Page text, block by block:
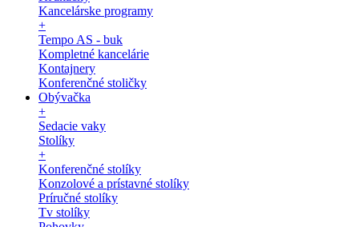
Kancelárske programy
+
Tempo AS - buk
Kompletné kancelárie
Kontajnery
Konferenčné stoličky
Obývačka
+
Sedacie vaky
Stolíky
+
Konferenčné stolíky
Konzolové a prístavné stolíky
Príručné stolíky
Tv stolíky